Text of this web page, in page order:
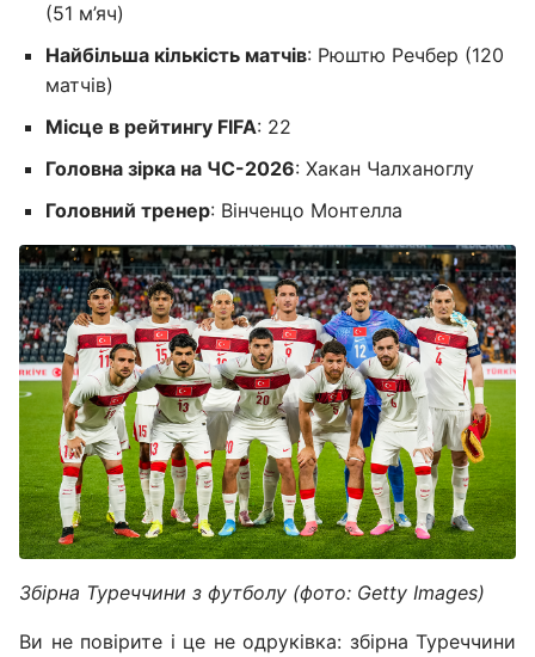
(51 м’яч)
Найбільша кількість матчів: Рюштю Речбер (120
матчів)
Місце в рейтингу FIFA: 22
Головна зірка на ЧС-2026: Хакан Чалханоглу
Головний тренер: Вінченцо Монтелла
Збірна Туреччини з футболу (фото: Getty Images)
Ви не повірите і це не одруківка: збірна Туреччини